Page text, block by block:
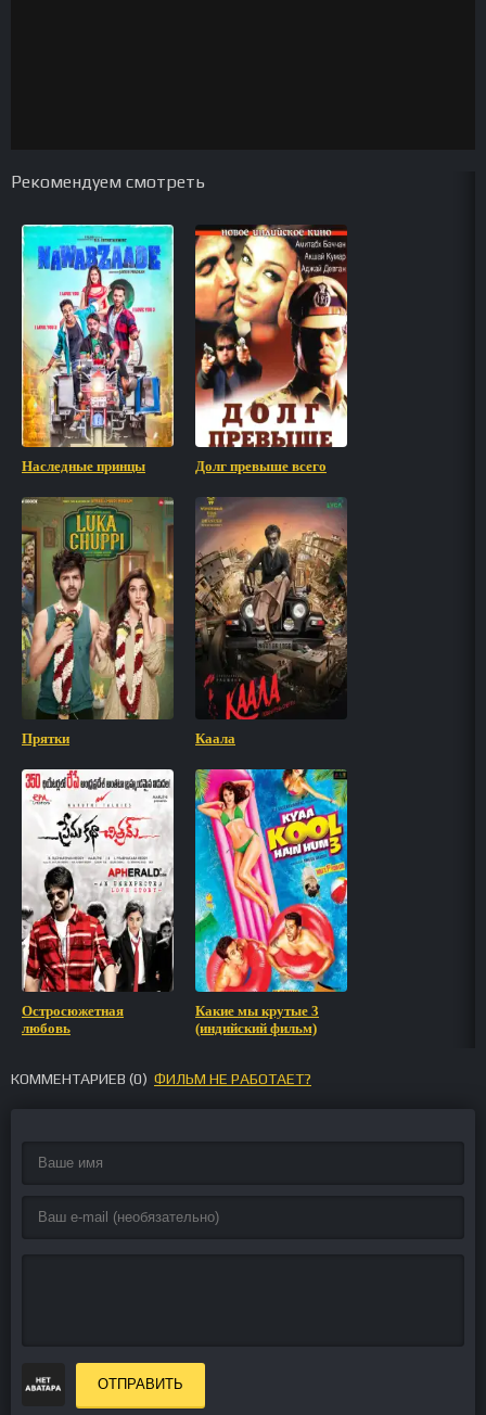
Рекомендуем смотреть
Наследные принцы Долг превыше всего
Прятки Каала
Остросюжетная
любовь
Какие мы крутые 3
(индийский фильм)
КОММЕНТАРИЕВ (0) ФИЛЬМ НЕ РАБОТАЕТ?
ОТПРАВИТЬ